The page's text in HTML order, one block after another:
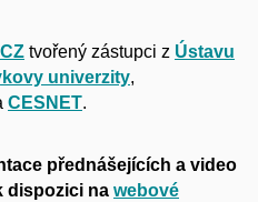
tvořený zástupci z Ústavu
univerzity,
CESNET.
přednášejících a video
dispozici na webové